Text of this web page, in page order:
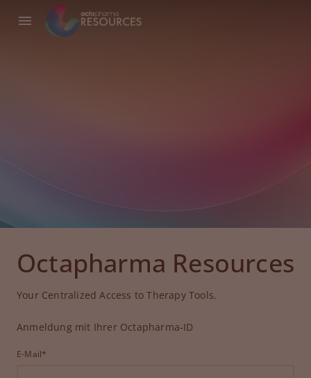
Octapharma Resources
Your Centralized Access to Therapy Tools.
Anmeldung mit Ihrer Octapharma-ID
E-Mail*